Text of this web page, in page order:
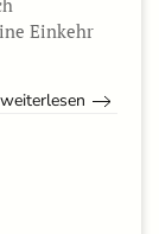
Einkehr
weiterlesen